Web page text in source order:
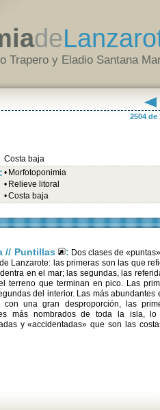
de
Trapero y Eladio Santana
2504 de
Costa baja
• Morfotoponimia
• Relieve litoral
•Costa baja
// Puntillas
: Dos clases de
Lanzarote: las primeras son las que
en el mar; las segundas, las
terreno que terminan en pico. Las
del interior. Las más abundantes
una gran desproporción, las
más nombrados de toda la isla, lo
y «accidentadas» que son las